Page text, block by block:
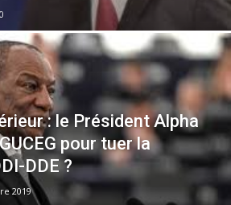
: le Président Alpha
pour tuer la
DDE ?
2019